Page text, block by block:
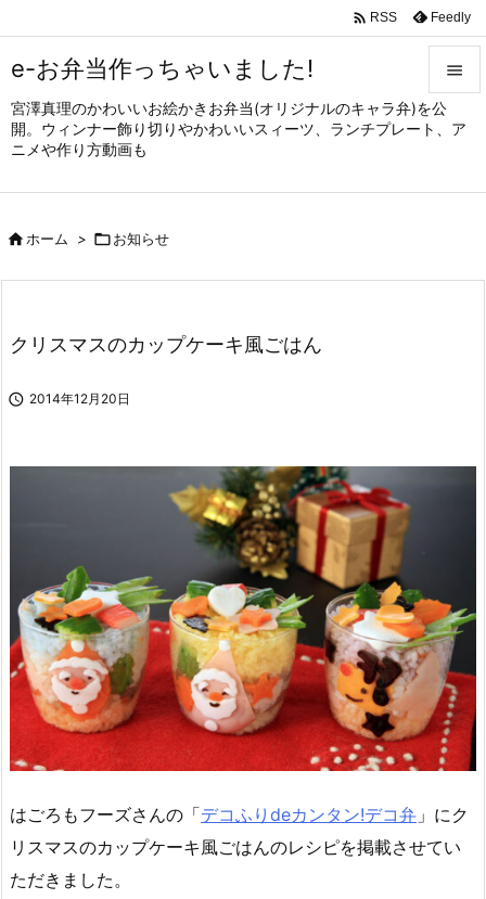
e-お弁当作っちゃいました!
宮澤真理のかわいいお絵かきお弁当(オリジナルのキャラ弁)を公
開。ウィンナー飾り切りやかわいいスィーツ、ランチプレート、ア
ニメや作り方動画も


メニュ
サイド

 RSS Feedly
ホーム > お知らせ
クリスマスのカップケーキ風ごはん
 2014年12月20日
はごろもフーズさんの「デコふりdeカンタン!デコ弁 」にク
リスマスのカップケーキ風ごはんのレシピを掲載させてい
ただきました。